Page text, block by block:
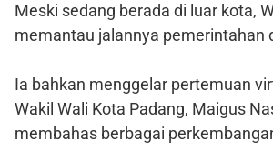
Meski sedang berada di luar kota,
memantau jalannya pemerintahan
Ia bahkan menggelar pertemuan
Wakil Wali Kota Padang, Maigus
membahas berbagai